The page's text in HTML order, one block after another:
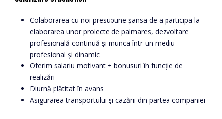
Colaborarea cu noi presupune șansa de a participa la
elaborarea unor proiecte de palmares, dezvoltare
profesională continuă și munca într-un mediu
profesional și dinamic
Oferim salariu motivant + bonusuri în funcție de
realizări
Diurnă plătitat în avans
Asigurarea transportului și cazării din partea companiei